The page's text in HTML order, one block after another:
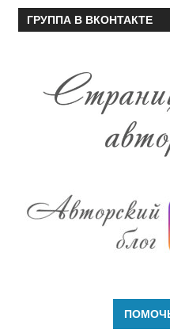
ГРУППА В ВКОНТАКТЕ